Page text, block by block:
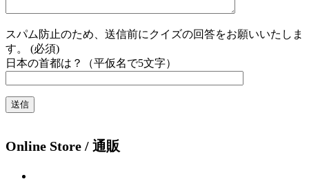
スパム防止のため、送信前にクイズの回答をお願いいたしま
す。 (必須)
日本の首都は？（平仮名で5文字）
Online Store / 通販